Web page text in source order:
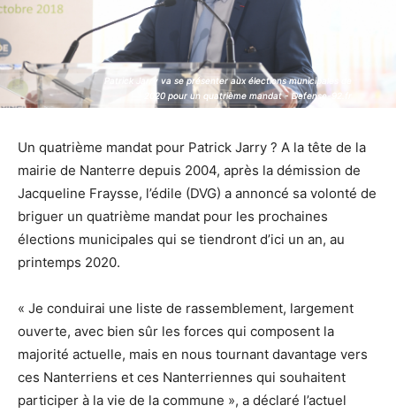
Patrick Jarry va se présenter aux élections municipales de
2020 pour un quatrième mandat - Defense-92.fr
Patrick Jarry va se présenter aux élections municipales de
2020 pour un quatrième mandat - Defense-92.fr
Un quatrième mandat pour Patrick Jarry ? A la tête de la
mairie de Nanterre depuis 2004, après la démission de
Jacqueline Fraysse, l’édile (DVG) a annoncé sa volonté de
briguer un quatrième mandat pour les prochaines
élections municipales qui se tiendront d’ici un an, au
printemps 2020.
« Je conduirai une liste de rassemblement, largement
ouverte, avec bien sûr les forces qui composent la
majorité actuelle, mais en nous tournant davantage vers
ces Nanterriens et ces Nanterriennes qui souhaitent
participer à la vie de la commune », a déclaré l’actuel